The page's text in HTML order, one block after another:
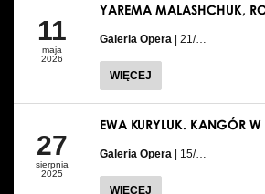
11
maja
2026
YAREMA MALASHCHUK,
Galeria Opera | 21/…
WIĘCEJ
27
sierpnia
2025
EWA KURYLUK. KANGÓR W
Galeria Opera | 15/…
WIĘCEJ